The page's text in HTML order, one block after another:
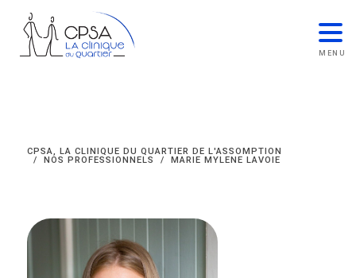
MENU
CPSA, LA CLINIQUE DU QUARTIER DE L'ASSOMPTION
NOS PROFESSIONNELS
MARIE MYLENE LAVOIE